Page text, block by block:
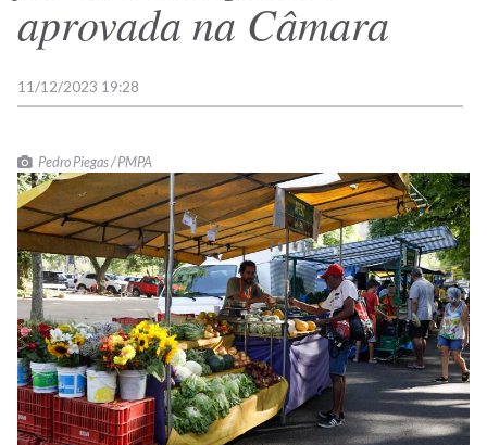
aprovada na Câmara
11/12/2023 19:28
Pedro Piegas / PMPA